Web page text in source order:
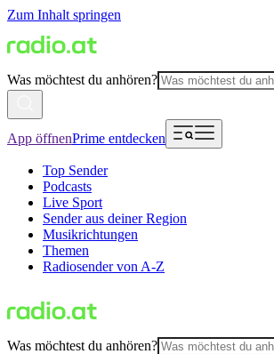
Zum Inhalt springen
Was möchtest du anhören?
App öffnenPrime entdecken
Top Sender
Podcasts
Live Sport
Sender aus deiner Region
Musikrichtungen
Themen
Radiosender von A-Z
Was möchtest du anhören?